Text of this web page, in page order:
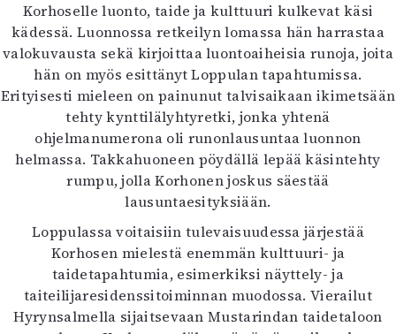
Korhoselle luonto, taide ja kulttuuri kulkevat käsi
kädessä. Luonnossa retkeilyn lomassa hän harrastaa
valokuvausta sekä kirjoittaa luontoaiheisia runoja, joita
hän on myös esittänyt Loppulan tapahtumissa.
Erityisesti mieleen on painunut talvisaikaan ikimetsään
tehty kynttilälyhtyretki, jonka yhtenä
ohjelmanumerona oli runonlausuntaa luonnon
helmassa. Takkahuoneen pöydällä lepää käsintehty
rumpu, jolla Korhonen joskus säestää
lausuntaesityksiään.
Loppulassa voitaisiin tulevaisuudessa järjestää
Korhosen mielestä enemmän kulttuuri- ja
taidetapahtumia, esimerkiksi näyttely- ja
taiteilijaresidenssitoiminnan muodossa. Vierailut
Hyrynsalmella sijaitsevaan Mustarindan taidetaloon